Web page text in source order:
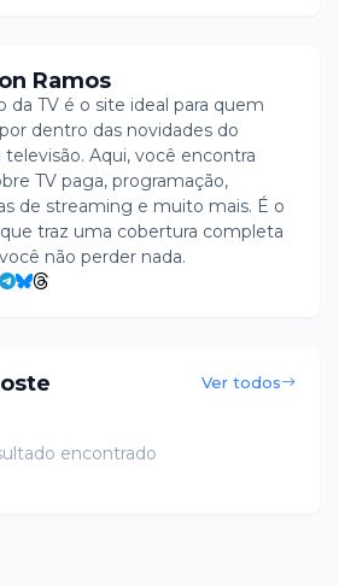
Ramos
da TV é o site ideal para quem
dentro das novidades do
Aqui, você encontra
TV paga, programação,
de streaming e muito mais. É o
traz uma cobertura completa
não perder nada.
Ver todos
encontrado